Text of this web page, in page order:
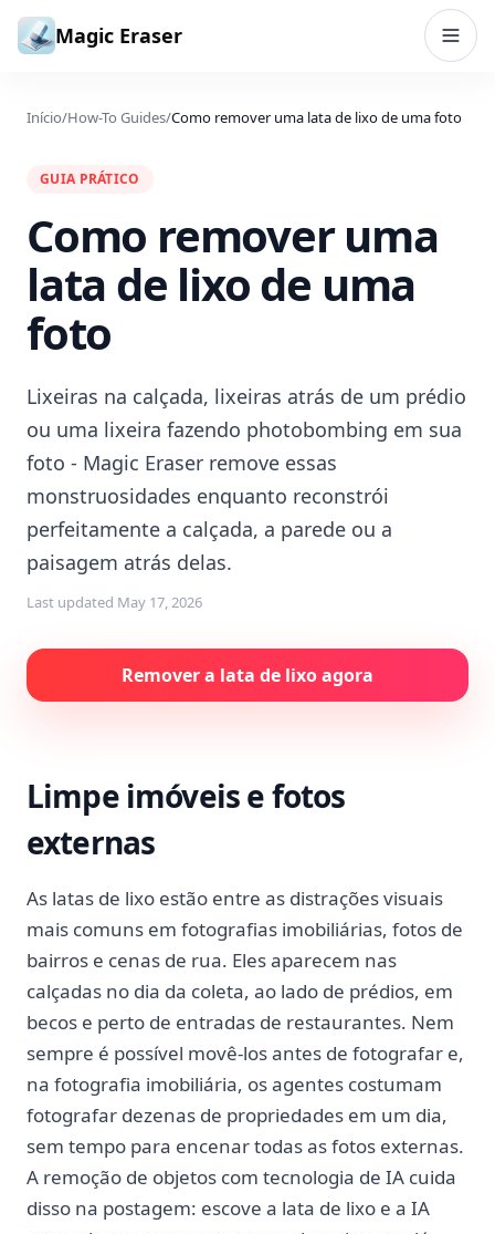
Ir para o conteúdo
Magic Eraser
Início/How-To Guides/Como remover uma lata de lixo de uma foto
GUIA PRÁTICO
Como remover uma
lata de lixo de uma
foto
Lixeiras na calçada, lixeiras atrás de um prédio
ou uma lixeira fazendo photobombing em sua
foto - Magic Eraser remove essas
monstruosidades enquanto reconstrói
perfeitamente a calçada, a parede ou a
paisagem atrás delas.
Last updated May 17, 2026
Remover a lata de lixo agora
Limpe imóveis e fotos
externas
As latas de lixo estão entre as distrações visuais
mais comuns em fotografias imobiliárias, fotos de
bairros e cenas de rua. Eles aparecem nas
calçadas no dia da coleta, ao lado de prédios, em
becos e perto de entradas de restaurantes. Nem
sempre é possível movê-los antes de fotografar e,
na fotografia imobiliária, os agentes costumam
fotografar dezenas de propriedades em um dia,
sem tempo para encenar todas as fotos externas.
A remoção de objetos com tecnologia de IA cuida
disso na postagem: escove a lata de lixo e a IA